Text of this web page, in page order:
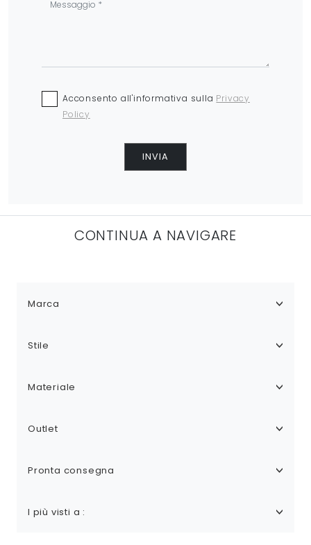
Acconsento all'informativa sulla Privacy
Policy
INVIA
CONTINUA A NAVIGARE
Marca
Stile
Materiale
Outlet
Pronta consegna
I più visti a :